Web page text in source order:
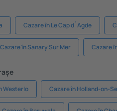
Cazare în Le Cap d`Agde
Cazare în Sanary Sur Mer Cazare
Westerlo Cazare în Holland-on-